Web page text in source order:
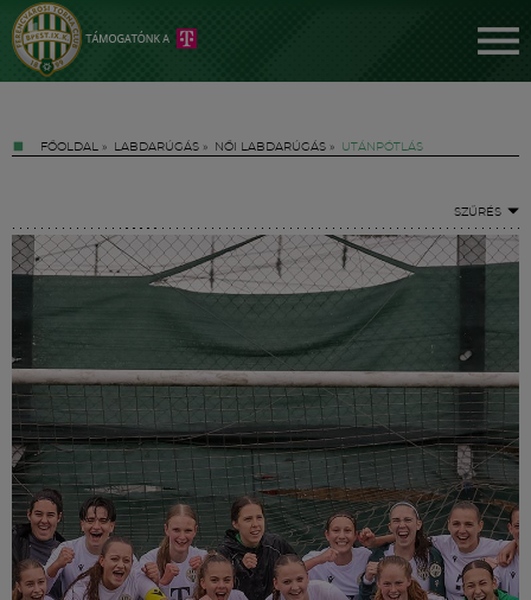
FŐOLDAL » LABDARÚGÁS » NŐI LABDARÚGÁS » UTÁNPÓTLÁS
SZŰRÉS
Jegyek
FM YouTube +
Hírek
Labdarúgás